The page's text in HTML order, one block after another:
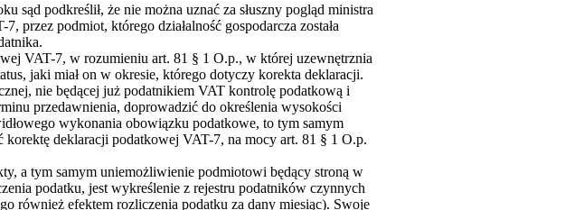
sąd podkreślił, że nie można uznać za słuszny pogląd ministra
podmiot, którego działalność gospodarcza została
VAT-7, w rozumieniu art. 81 § 1 O.p., w której uzewnętrznia
jaki miał on w okresie, którego dotyczy korekta deklaracji.
nie będącej już podatnikiem VAT kontrolę podatkową i
przedawnienia, doprowadzić do określenia wysokości
wykonania obowiązku podatkowe, to tym samym
deklaracji podatkowej VAT-7, na mocy art. 81 § 1 O.p.
a tym samym uniemożliwienie podmiotowi będący stroną w
podatku, jest wykreślenie z rejestru podatników czynnych
również efektem rozliczenia podatku za dany miesiąc). Swoje